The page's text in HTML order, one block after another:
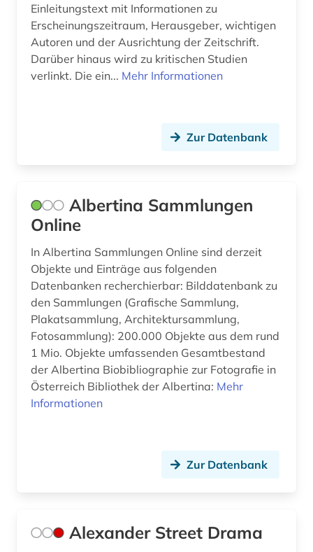
geisteswissenschaft (1)
geisteswissenschaften (29)
gender (2)
geowissenschaften (1)
geschichte (42)
geschichte &lt;1475-1700&gt; (1)
geschichte 1450-1700 (1)
geschichte 1690-1783 (1)
geschichte 1800-1900 (1)
geschichte 1860-1870 (1)
geschichte 1871-1901 (1)
Einleitungstext mit Informationen zu
Erscheinungszeitraum, Herausgeber, wichtigen
Autoren und der Ausrichtung der Zeitschrift.
Darüber hinaus wird zu kritischen Studien
verlinkt. Die ein... Mehr Informationen
Zur Datenbank
Albertina Sammlungen
Online
In Albertina Sammlungen Online sind derzeit
Objekte und Einträge aus folgenden
Datenbanken recherchierbar: Bilddatenbank zu
den Sammlungen (Grafische Sammlung,
Plakatsammlung, Architektursammlung,
Fotosammlung): 200.000 Objekte aus dem rund
1 Mio. Objekte umfassenden Gesamtbestand
der Albertina Biobibliographie zur Fotografie in
Österreich Bibliothek der Albertina: Mehr
Informationen
Zur Datenbank
Alexander Street Drama